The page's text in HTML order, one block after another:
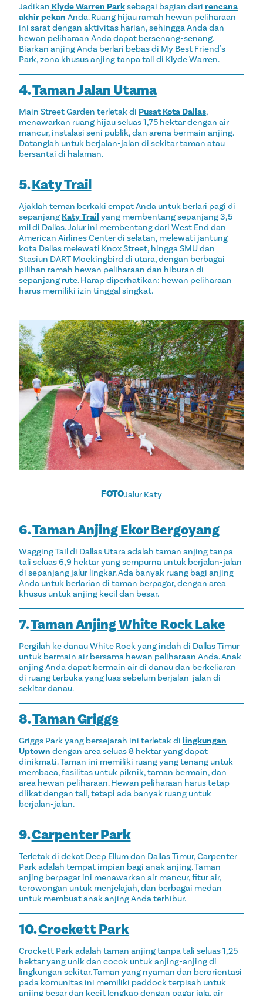
Jadikan Klyde Warren Parksebagai bagian dari rencana
akhir pekan Anda. Ruang hijau ramah hewan peliharaan
ini sarat dengan aktivitas harian, sehingga Anda dan
hewan peliharaan Anda dapat bersenang-senang.
Biarkan anjing Anda berlari bebas di My Best Friend's
Park, zona khusus anjing tanpa tali di Klyde Warren.
4.Taman Jalan Utama
Main Street Garden terletak di Pusat Kota Dallas,
menawarkan ruang hijau seluas 1,75 hektar dengan air
mancur, instalasi seni publik, dan arena bermain anjing.
Datanglah untuk berjalan-jalan di sekitar taman atau
bersantai di halaman.
5.Katy Trail
Ajaklah teman berkaki empat Anda untuk berlari pagi di
sepanjang Katy Trail yang membentang sepanjang 3,5
mil di Dallas. Jalur ini membentang dari West End dan
American Airlines Center di selatan, melewati jantung
kota Dallas melewati Knox Street, hingga SMU dan
Stasiun DART Mockingbird di utara, dengan berbagai
pilihan ramah hewan peliharaan dan hiburan di
sepanjang rute. Harap diperhatikan: hewan peliharaan
harus memiliki izin tinggal singkat.
FOTOJalur Katy
6.Taman Anjing Ekor Bergoyang
Wagging Tail di Dallas Utara adalah taman anjing tanpa
tali seluas 6,9 hektar yang sempurna untuk berjalan-jalan
di sepanjang jalur lingkar. Ada banyak ruang bagi anjing
Anda untuk berlarian di taman berpagar, dengan area
khusus untuk anjing kecil dan besar.
7.Taman Anjing White Rock Lake
Pergilah ke danau White Rock yang indah di Dallas Timur
untuk bermain air bersama hewan peliharaan Anda. Anak
anjing Anda dapat bermain air di danau dan berkeliaran
di ruang terbuka yang luas sebelum berjalan-jalan di
sekitar danau.
8.Taman Griggs
Griggs Park yang bersejarah ini terletak di lingkungan
Uptown dengan area seluas 8 hektar yang dapat
dinikmati. Taman ini memiliki ruang yang tenang untuk
membaca, fasilitas untuk piknik, taman bermain, dan
area hewan peliharaan. Hewan peliharaan harus tetap
diikat dengan tali, tetapi ada banyak ruang untuk
berjalan-jalan.
9.Carpenter Park
Terletak di dekat Deep Ellum dan Dallas Timur, Carpenter
Park adalah tempat impian bagi anak anjing. Taman
anjing berpagar ini menawarkan air mancur, fitur air,
terowongan untuk menjelajah, dan berbagai medan
untuk membuat anak anjing Anda terhibur.
10.Crockett Park
Crockett Park adalah taman anjing tanpa tali seluas 1,25
hektar yang unik dan cocok untuk anjing-anjing di
lingkungan sekitar. Taman yang nyaman dan berorientasi
pada komunitas ini memiliki paddock terpisah untuk
anjing besar dan kecil, lengkap dengan pagar jala, air